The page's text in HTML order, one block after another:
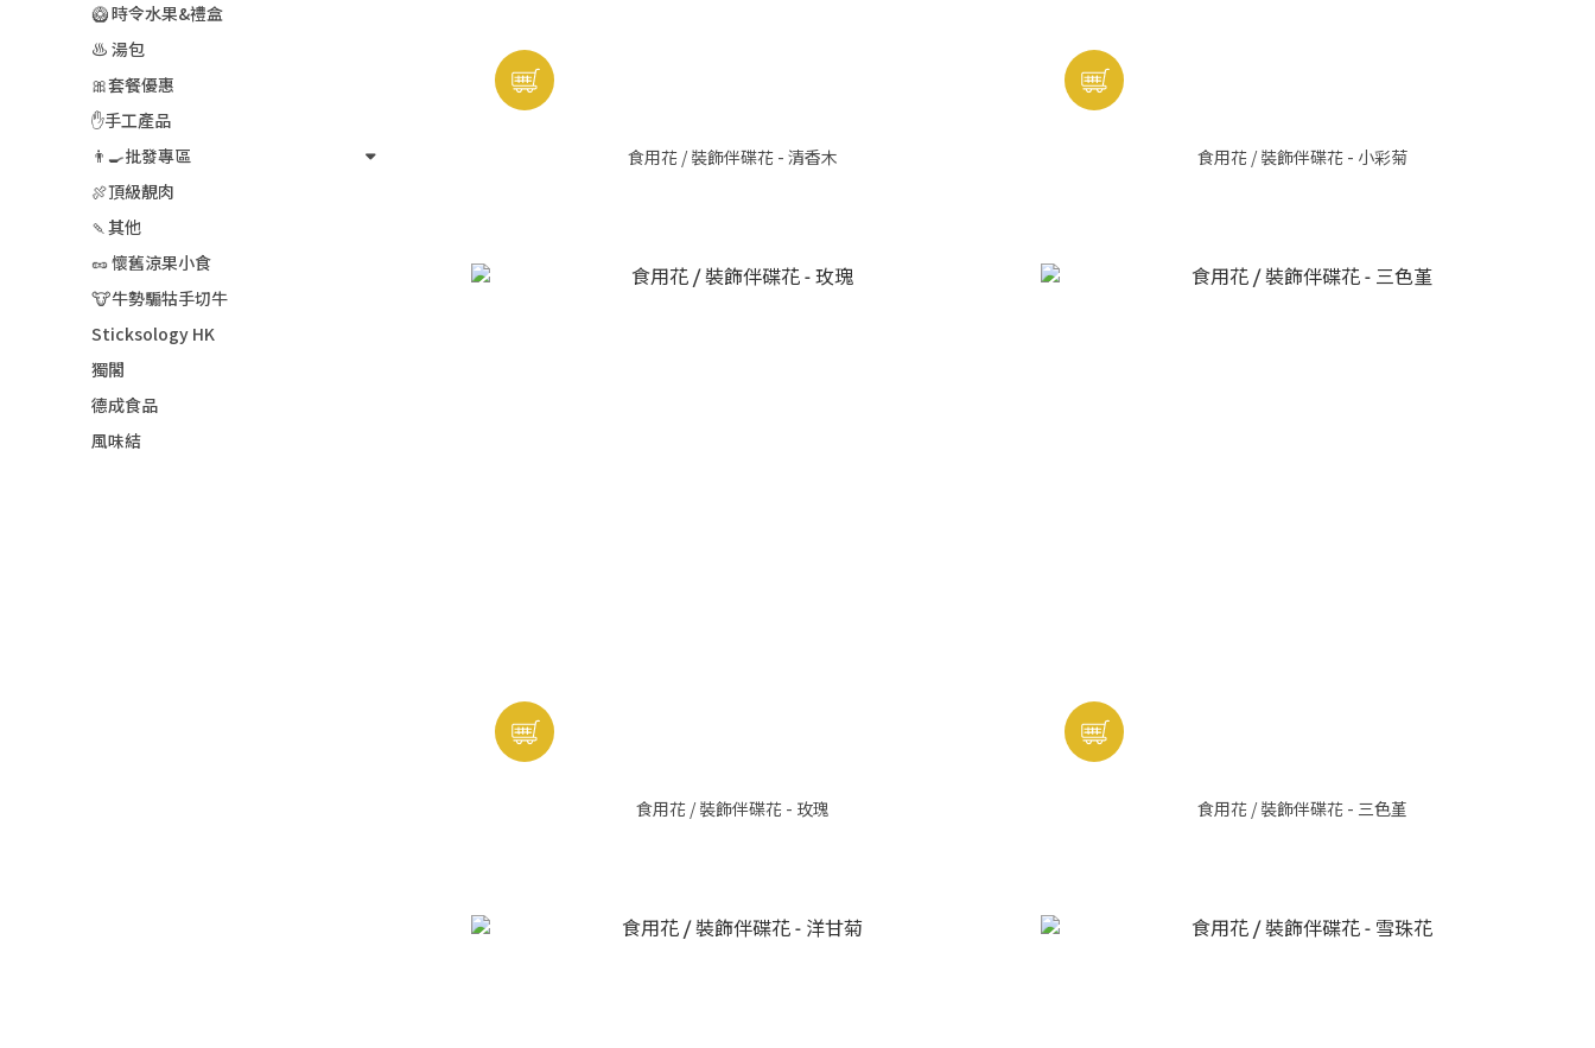
🥝 時令水果&禮盒
♨️ 湯包
🎀套餐優惠
✋手工產品
👨‍🍳批發專區
🍖頂級靚肉
🍡其他
🥜 懷舊涼果小食
🐮牛勢騸牯手切牛
Sticksology HK
獨閣
德成食品
風味結
食用花 / 裝飾伴碟花 - 清香木 食用花 / 裝飾伴碟花 - 小彩菊
食用花 / 裝飾伴碟花 - 玫瑰 食用花 / 裝飾伴碟花 - 三色堇